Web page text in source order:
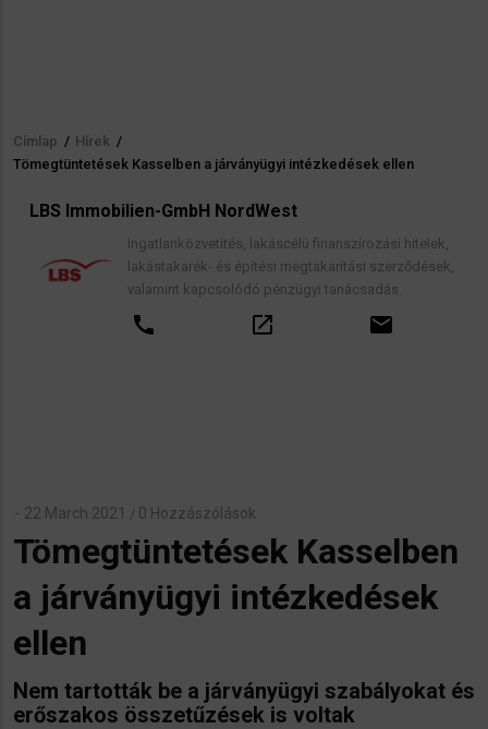
Morzsa
Címlap / Hírek /
Tömegtüntetések Kasselben a járványügyi intézkedések ellen
LBS Immobilien-GmbH NordWest
Ingatlanközvetítés, lakáscélú finanszírozási hitelek,
lakástakarék- és építési megtakarítási szerződések,
valamint kapcsolódó pénzügyi tanácsadás.
call open_in_new email
22 March 2021 / 0 Hozzászólások
Tömegtüntetések Kasselben
a járványügyi intézkedések
ellen
Nem tartották be a járványügyi szabályokat és
erőszakos összetűzések is voltak